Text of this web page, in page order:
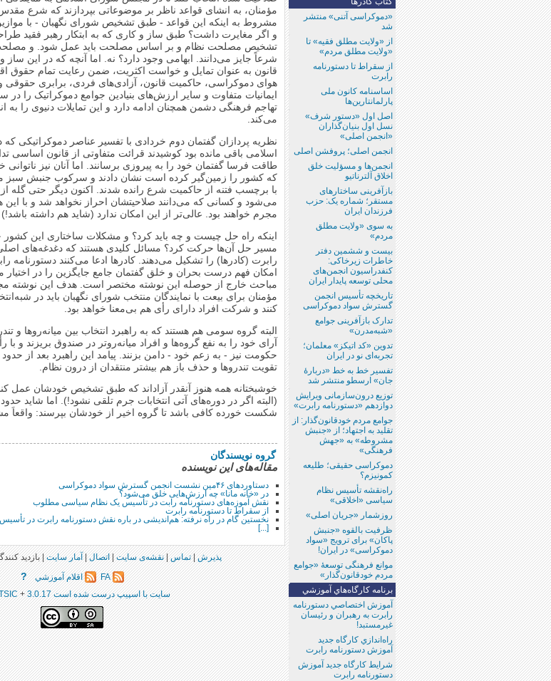
مؤمنان، به انشای قواعد ناظر بر موضوعاتی بپردازند که شرع
مشروط به اینکه این قواعد - طبق تشخیص شورای نگهبان - با
و اگر مغایرت داشت؟ طبق ساز و کاری که به ابتکار رهبر فقید
تشخیص مصلحت نظام و بر اساس مصلحت باید عمل شود. و
شرعاً جایز می‌دانند. ابهامی وجود دارد؟ نه. اما آنچه که در این ساز
قانون به عنوان تمایل و خواست اکثریت، ضمن رعایت تمام حقوق
هوای دموکراسی، حاکمیت قانون، آزادی‌های فردی، برابری حقوقی
ایمانیات متفاوت و سایر ارزش‌ها‌ی بنیادین جوامع دموکراتیک را در
تهاجم فرهنگی دشمن همچنان ادامه دارد و این تمایلات دنیوی را به
می‌کند.
نظریه پردازان گفتمان دوم خردادی با تفسیر عناصر دموکراتیکی
اسلامی باقی مانده بود کوشیدند قرائت متفاوتی از قانون اساسی
طاقت فرسا گفتمان خود را به پیروزی برسانند. اما آنان نیز
که کشور را زمین‌گیر کرده است نشان دادند و سرکوب جنبش سبز
با برچسب فتنه از حاکمیت شرع رانده شدند. اکنون دیگر حتی گله
می‌شود و کسانی که می‌دانند صلاحیتشان احراز نخواهد شد و با این
مجرم خواهند بود. عالی‌تر از این امکان ندارد (شاید هم داشته باشد!)
اینکه راه حل چیست و چه باید کرد؟ و مشکلات ساختاری این
مسیر حل آن‌ها حرکت کرد؟ مسائل کلیدی‌ هستند که دغدغه‌های
رابرت (کادرها) را تشکیل می‌دهند. کادرها ادعا می‌کنند دستورنامه
امکان فهم درست بحران و خلق گفتمان جامع جایگزین را در
مباحث خارج از حوصله این نوشته مختصر است. هدف این نوشته
مؤمنان برای بیعت با نمایندگان منتخب شورای نگهبان باید در
‌کنند و شرکت افراد دارای رأی هم بی‌معنا خواهد بود.
البته گروه سومی هم هستند که به راهبرد انتخاب بین میانه‌رو‌ها و
آرای خود را به نفع گروه‌ها و افراد میانه‌روتر در صندوق بریزند و با
حکومت نیز - به زعم خود - دامن بزنند. پیامد این راهبرد بعد از
تقویت تندروها و حذف باز هم بیشتر منتقدان از درون نظام.
خوشبختانه همه هنوز آنقدر آزاداند که طبق تشخیص خودشان عمل
(البته اگر در دوره‌های آتی انتخابات جرم تلقی نشود!). اما شاید
شکست خورده کافی باشد تا گروه اخیر از خودشان بپرسند:
گروه نویسندگان
مقاله‌هاى اين نويسنده
دستاوردهای ۴۶‌مین نشست انجمن گسترش سواد دموکراسی
در «خانه مانا» چه ارزش‌هایی خلق می‌شود؟
نقش آموزه‌های دستورنامه رابت در تأسیس یک نظام سیاسی مطلوب
از سقراط تا دستورنامه رابرت
نخستین گام در راه‌ نرفته: هم‌اندیشی در باره نقش دستورنامه رابرت در
[...]
«دموکراسی آتنی» منتشر
شد
از «ولایت مطلق فقیه‌» تا
«ولایت مطلق مردم»
از سقراط تا دستورنامه
رابرت
اساسنامه کانون ملی
پارلمانتارین‌ها
اصل اول «دستور شرف»‌
نسل اول بنیان‌گذاران
«انجمن اصلی»
انجمن اصلی؛ پروفشن اصلی
انجمن‌ها و مسؤلیت خلق
اخلاق آلترناتیو
بازآفرینی ساختارهای
مستقر؛ شماره یک: حزب
فرزندان ایران
به سوی «ولایت مطلق
مردم»
بیست و ششمین دفتر
خاطرات زیرخاکی:
کنفدراسیون انجمن‌های
محلی توسعه پایدار ایران
تاریخچه تأسیس انجمن
گسترش سواد دموکراسی
تدارک بازآفرینی جوامع
«شبه‌مدرن»
تدوین «کد اتیکز»‌ معلمان؛
تجربه‌ای نو در ایران
تفسیر خط به خط «دربارۀ
جان» ارسطو منتشر شد
توزیع درون‌سازمانی ویرایش
دوازدهم «دستورنامه رابرت»
جوامع مردم خودقانون‌گذار: از
تقلید به اجتهاد؛ از «جنبش
مشروطه»‌ به «جهش
فرهنگی»
دموکراسی حقیقی؛ طلیعه
کمونیزم؟
راه‌نقشه تأسیس نظام
سیاسی «اخلاقی»
روزشمار «جریان اصلی»
ظرفیت بالقوه «جنبش
پاکان» برای ترویج «سواد
دموکراسی» در ایران!
موانع فرهنگی توسعۀ «جوامع
مردم خود‌قانون‌گذار»
برنامه كارگاه‌هاي آموزشي
آموزش اختصاصي دستورنامه
رابرت به رهبران و رئيسان
غيرمستبد!
راه‌اندازي كارگاه جديد
آموزش دستورنامه رابرت
شرايط كارگاه جديد آموزش
دستورنامه رابرت
پذيرش|تماس|نقشه‌ى سايت|اتصال|آمار سايت|بازديد
FA اقلام آموزشي ?
سايت با اسپيپ درست شده است 3.0.17 +